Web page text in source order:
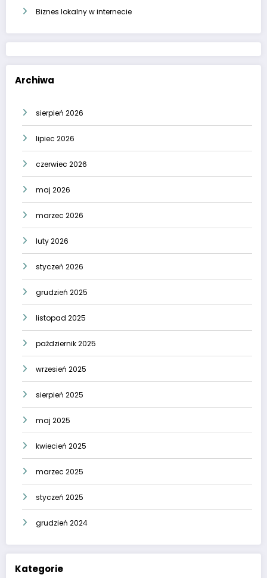
Biznes lokalny w internecie
Archiwa
sierpień 2026
lipiec 2026
czerwiec 2026
maj 2026
marzec 2026
luty 2026
styczeń 2026
grudzień 2025
listopad 2025
październik 2025
wrzesień 2025
sierpień 2025
maj 2025
kwiecień 2025
marzec 2025
styczeń 2025
grudzień 2024
Kategorie